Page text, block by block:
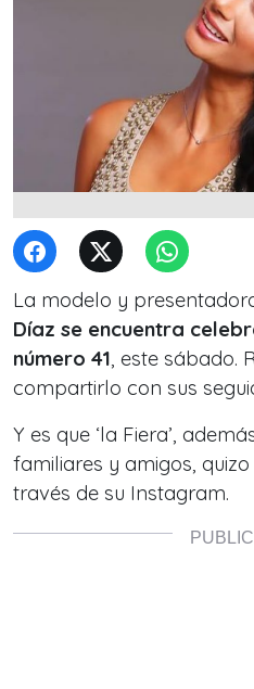
La modelo y
Díaz se encuentra
número 41, este sábado.
compartirlo con sus
Y es que ‘la Fiera’,
familiares y amigos,
través de su Instagram.